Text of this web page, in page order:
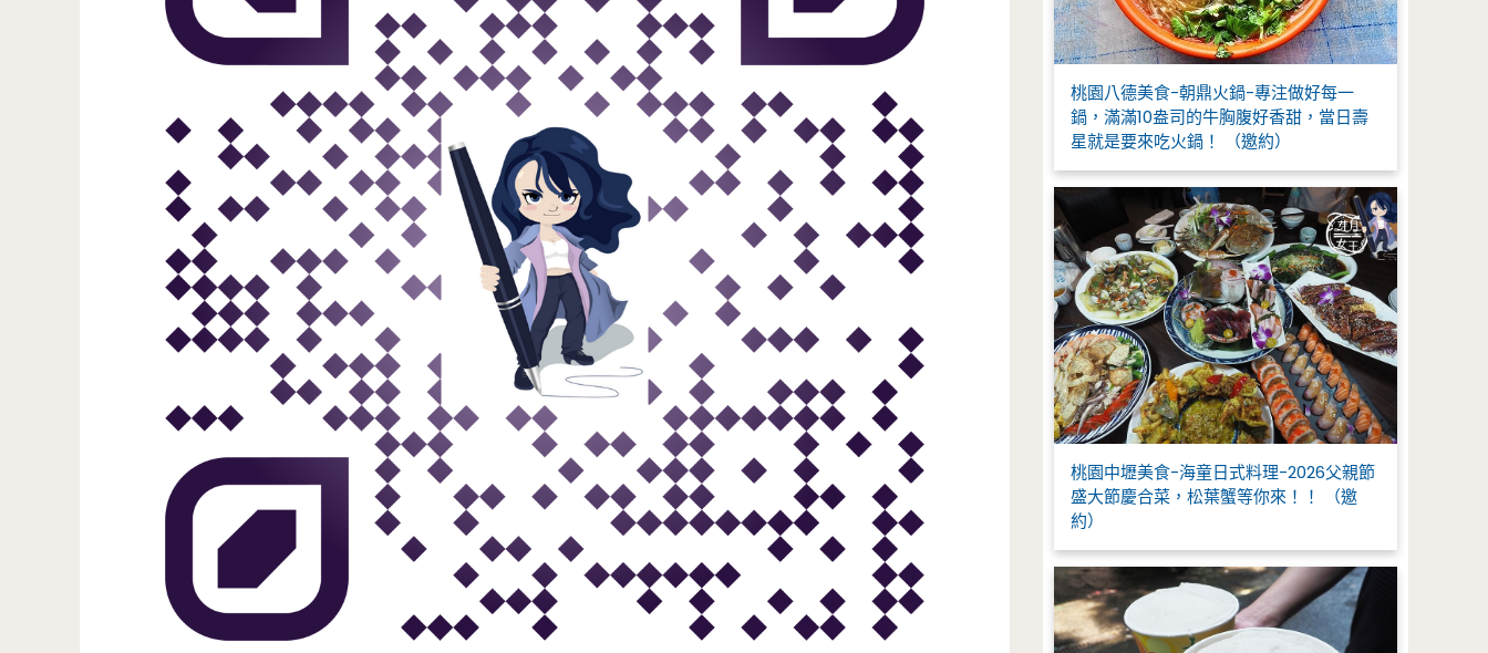
桃園八德美食-朝鼎火鍋-專注做好每一
鍋，滿滿10盎司的牛胸腹好香甜，當日壽
星就是要來吃火鍋！ （邀約）
桃園中壢美食-海童日式料理-2026父親節
盛大節慶合菜，松葉蟹等你來！！ （邀
約）